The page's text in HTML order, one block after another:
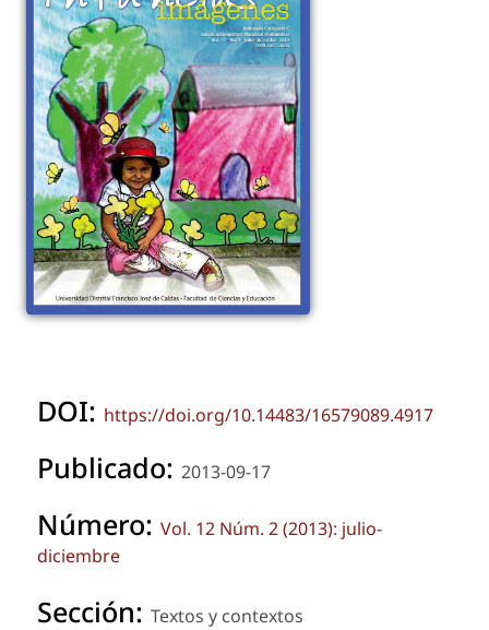
DOI: https://doi.org/10.14483/16579089.4917
Publicado: 2013-09-17
Número: Vol. 12 Núm. 2 (2013): julio-
diciembre
Sección: Textos y contextos